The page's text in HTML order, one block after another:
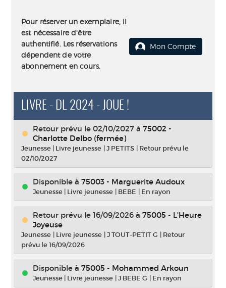
Pour réserver un exemplaire, il
est nécessaire d'être
authentifié. Les réservations
dépendent de votre
abonnement en cours.
Mon Compte
LIVRE - DL 2024 - JOUE !
Retour prévu le 02/10/2027 à 75002 -
Charlotte Delbo (fermée)
Jeunesse | Livre jeunesse |J PETITS | Retour prévu le
02/10/2027
Disponible à 75003 - Marguerite Audoux
Jeunesse | Livre jeunesse | BEBE | En rayon
Retour prévu le 16/09/2026 à 75005 - L'Heure
Joyeuse
Jeunesse | Livre jeunesse |J TOUT-PETIT G | Retour
prévu le 16/09/2026
Disponible à 75005 - Mohammed Arkoun
Jeunesse | Livre jeunesse |J BEBE G | En rayon